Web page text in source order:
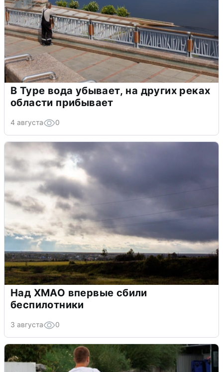
В Туре вода убывает, на других реках
области прибывает
4 августа 0
Над ХМАО впервые сбили
беспилотники
3 августа 0